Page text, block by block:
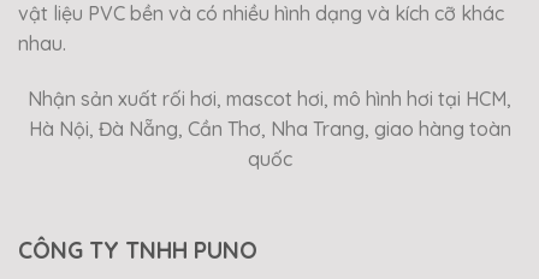
vật liệu PVC bền và có nhiều hình dạng và kích cỡ khác
nhau.
Nhận sản xuất rối hơi, mascot hơi, mô hình hơi tại HCM,
Hà Nội, Đà Nẵng, Cần Thơ, Nha Trang, giao hàng toàn
quốc
CÔNG TY TNHH PUNO